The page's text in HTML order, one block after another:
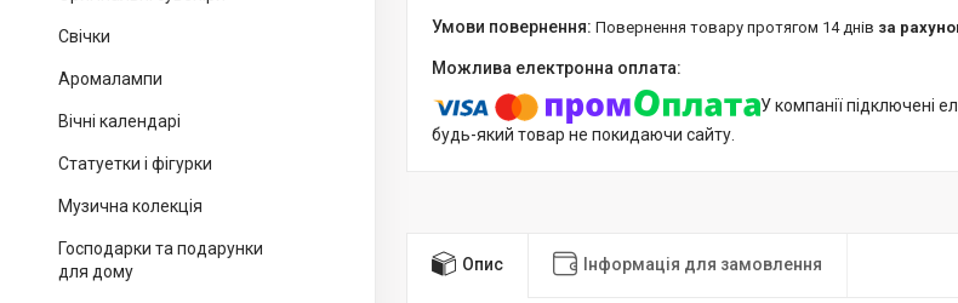
Свічки
Аромалампи
Вічні календарі
Статуетки і фігурки
Музична колекція
Господарки та подарунки
для дому
повернення товару протягом 14 днів за
У компанії підключені
будь-який товар не покидаючи сайту.
Опис Інформація для замовлення